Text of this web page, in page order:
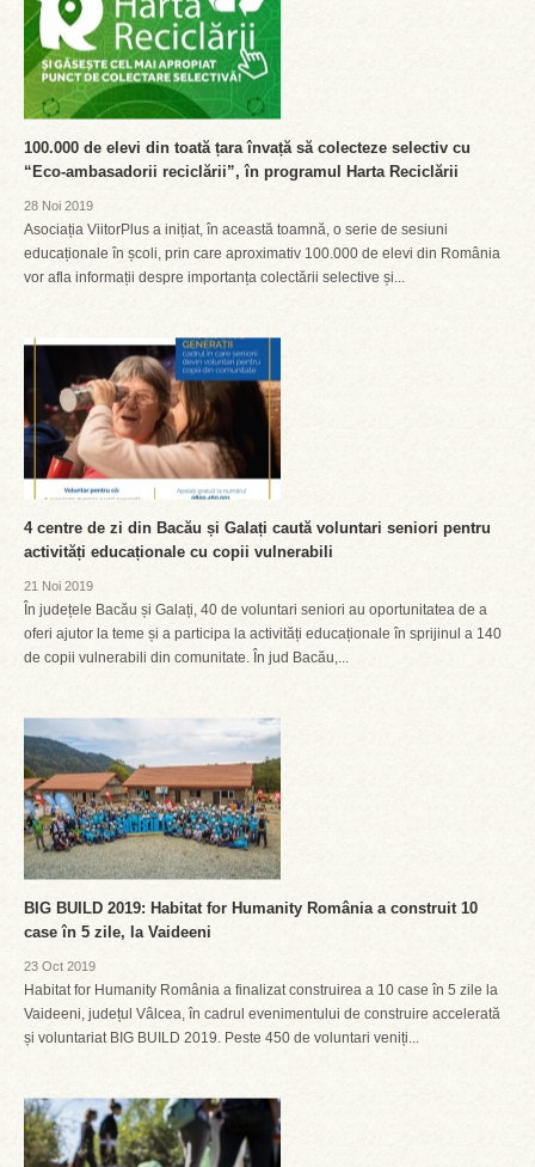
100.000 de elevi din toată țara învață să colecteze selectiv cu
“Eco-ambasadorii reciclării”, în programul Harta Reciclării
28 Noi 2019
Asociația ViitorPlus a inițiat, în această toamnă, o serie de sesiuni
educaționale în școli, prin care aproximativ 100.000 de elevi din România
vor afla informații despre importanța colectării selective și...
4 centre de zi din Bacău și Galați caută voluntari seniori pentru
activități educaționale cu copii vulnerabili
21 Noi 2019
În județele Bacău și Galați, 40 de voluntari seniori au oportunitatea de a
oferi ajutor la teme și a participa la activități educaționale în sprijinul a 140
de copii vulnerabili din comunitate. În jud Bacău,...
BIG BUILD 2019: Habitat for Humanity România a construit 10
case în 5 zile, la Vaideeni
23 Oct 2019
Habitat for Humanity România a finalizat construirea a 10 case în 5 zile la
Vaideeni, județul Vâlcea, în cadrul evenimentului de construire accelerată
și voluntariat BIG BUILD 2019. Peste 450 de voluntari veniți...